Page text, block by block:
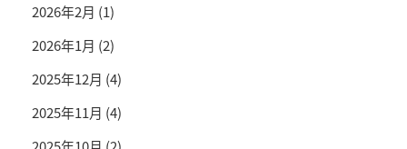
2026年2月 (1)
2026年1月 (2)
2025年12月 (4)
2025年11月 (4)